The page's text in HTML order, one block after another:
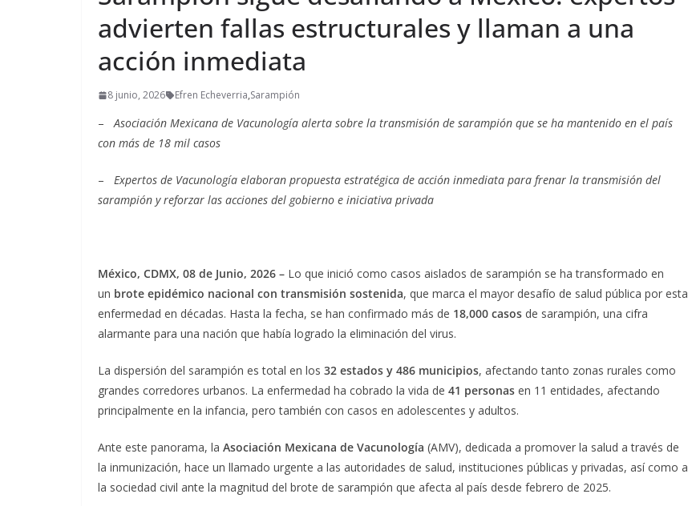
advierten fallas estructurales y llaman a una
acción inmediata
8 junio, 2026 Efren Echeverria,Sarampión
–Asociación Mexicana de Vacunología alerta sobre la transmisión de sarampión que se ha mantenido en el país
con más de 18 mil casos
– Expertos de Vacunología elaboran propuesta estratégica de acción inmediata para frenar la transmisión del
sarampión y reforzar las acciones del gobierno e iniciativa privada
México, CDMX, 08 de Junio, 2026 – Lo que inició como casos aislados de sarampión se ha transformado en
un brote epidémico nacional con transmisión sostenida, que marca el mayor desafío de salud pública por esta
enfermedad en décadas. Hasta la fecha, se han confirmado más de 18,000 casos de sarampión, una cifra
alarmante para una nación que había logrado la eliminación del virus.
La dispersión del sarampión es total en los 32 estados y 486 municipios, afectando tanto zonas rurales como
grandes corredores urbanos. La enfermedad ha cobrado la vida de 41 personas en 11 entidades, afectando
principalmente en la infancia, pero también con casos en adolescentes y adultos.
Ante este panorama, la Asociación Mexicana de Vacunología (AMV), dedicada a promover la salud a través de
la inmunización, hace un llamado urgente a las autoridades de salud, instituciones públicas y privadas, así como a
la sociedad civil ante la magnitud del brote de sarampión que afecta al país desde febrero de 2025.